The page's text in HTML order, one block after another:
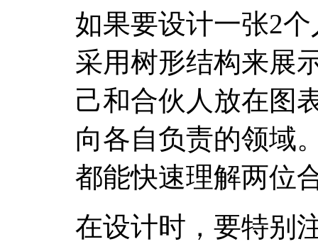
如果要设计一张2
采用树形结构来展
己和合伙人放在图
向各自负责的领域
都能快速理解两位
在设计时，要特别